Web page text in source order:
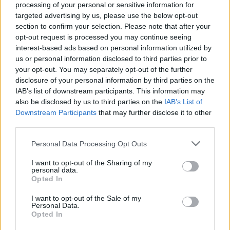
processing of your personal or sensitive information for
targeted advertising by us, please use the below opt-out
section to confirm your selection. Please note that after your
opt-out request is processed you may continue seeing
interest-based ads based on personal information utilized by
us or personal information disclosed to third parties prior to
your opt-out. You may separately opt-out of the further
disclosure of your personal information by third parties on the
IAB’s list of downstream participants. This information may
also be disclosed by us to third parties on the IAB’s List of
Downstream Participants that may further disclose it to other
Please note that this website/app uses one or more Google
not limited to your visit or usage behaviour. You may click to
grant or deny consent to Google and its third-party tags to
use your data for below specified purposes in below Google
consent section.
Personal Data Processing Opt Outs
I want to opt-out of the Sharing of my
personal data.
Opted In
I want to opt-out of the Sale of my
Personal Data.
Opted In
έως χ/θ (48+940) σύνδεση με Ιόνια
Οδός/Α/Κ Αμβρακίας, με κατεύθυνση
προς Ιόνια (Α/Κ Αμβρακίας).
Εξαιρούνται της απαγόρευσης κυκλοφορίας:
Τα οχήματα που προσφέρουν οδική
βοήθεια, σύμφωνα με ν. 3651/2008, τα
διανομής τύπου, τα φορτηγά αυτοκίνητα
δημοσίας (Φ.Δ.Χ.) και ιδιωτικής χρήσης
(Φ.Ι.Χ.) που μεταφέρουν ζώντα ζώα,
ευπαθή τρόφιμα, όπως αυτά αναφέρονται
στη διεθνή συμφωνία ΑΤΡ, (άρθρο 3 του
Κεφαλαίου ΙΙ της υπ’ αρ.